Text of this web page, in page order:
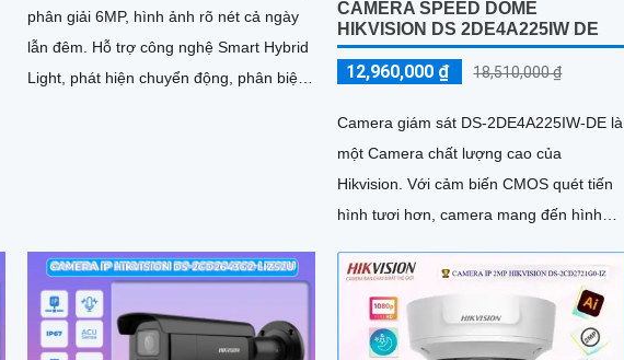
phân giải 6MP, hình ảnh rõ nét cả ngày
lẫn đêm. Hỗ trợ công nghệ Smart Hybrid
Light, phát hiện chuyển động, phân biệt
CAMERA SPEED DOME
HIKVISION DS 2DE4A225IW DE
12,960,000 ₫ 18,510,000 ₫
Camera giám sát DS-2DE4A225IW-DE là
một Camera chất lượng cao của
Hikvision. Với cảm biến CMOS quét tiến
hình tươi hơn, camera mang đến hình